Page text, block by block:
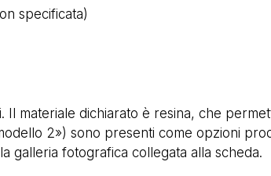
specificata)
materiale dichiarato è resina, che
2») sono presenti come opzioni
galleria fotografica collegata alla scheda.